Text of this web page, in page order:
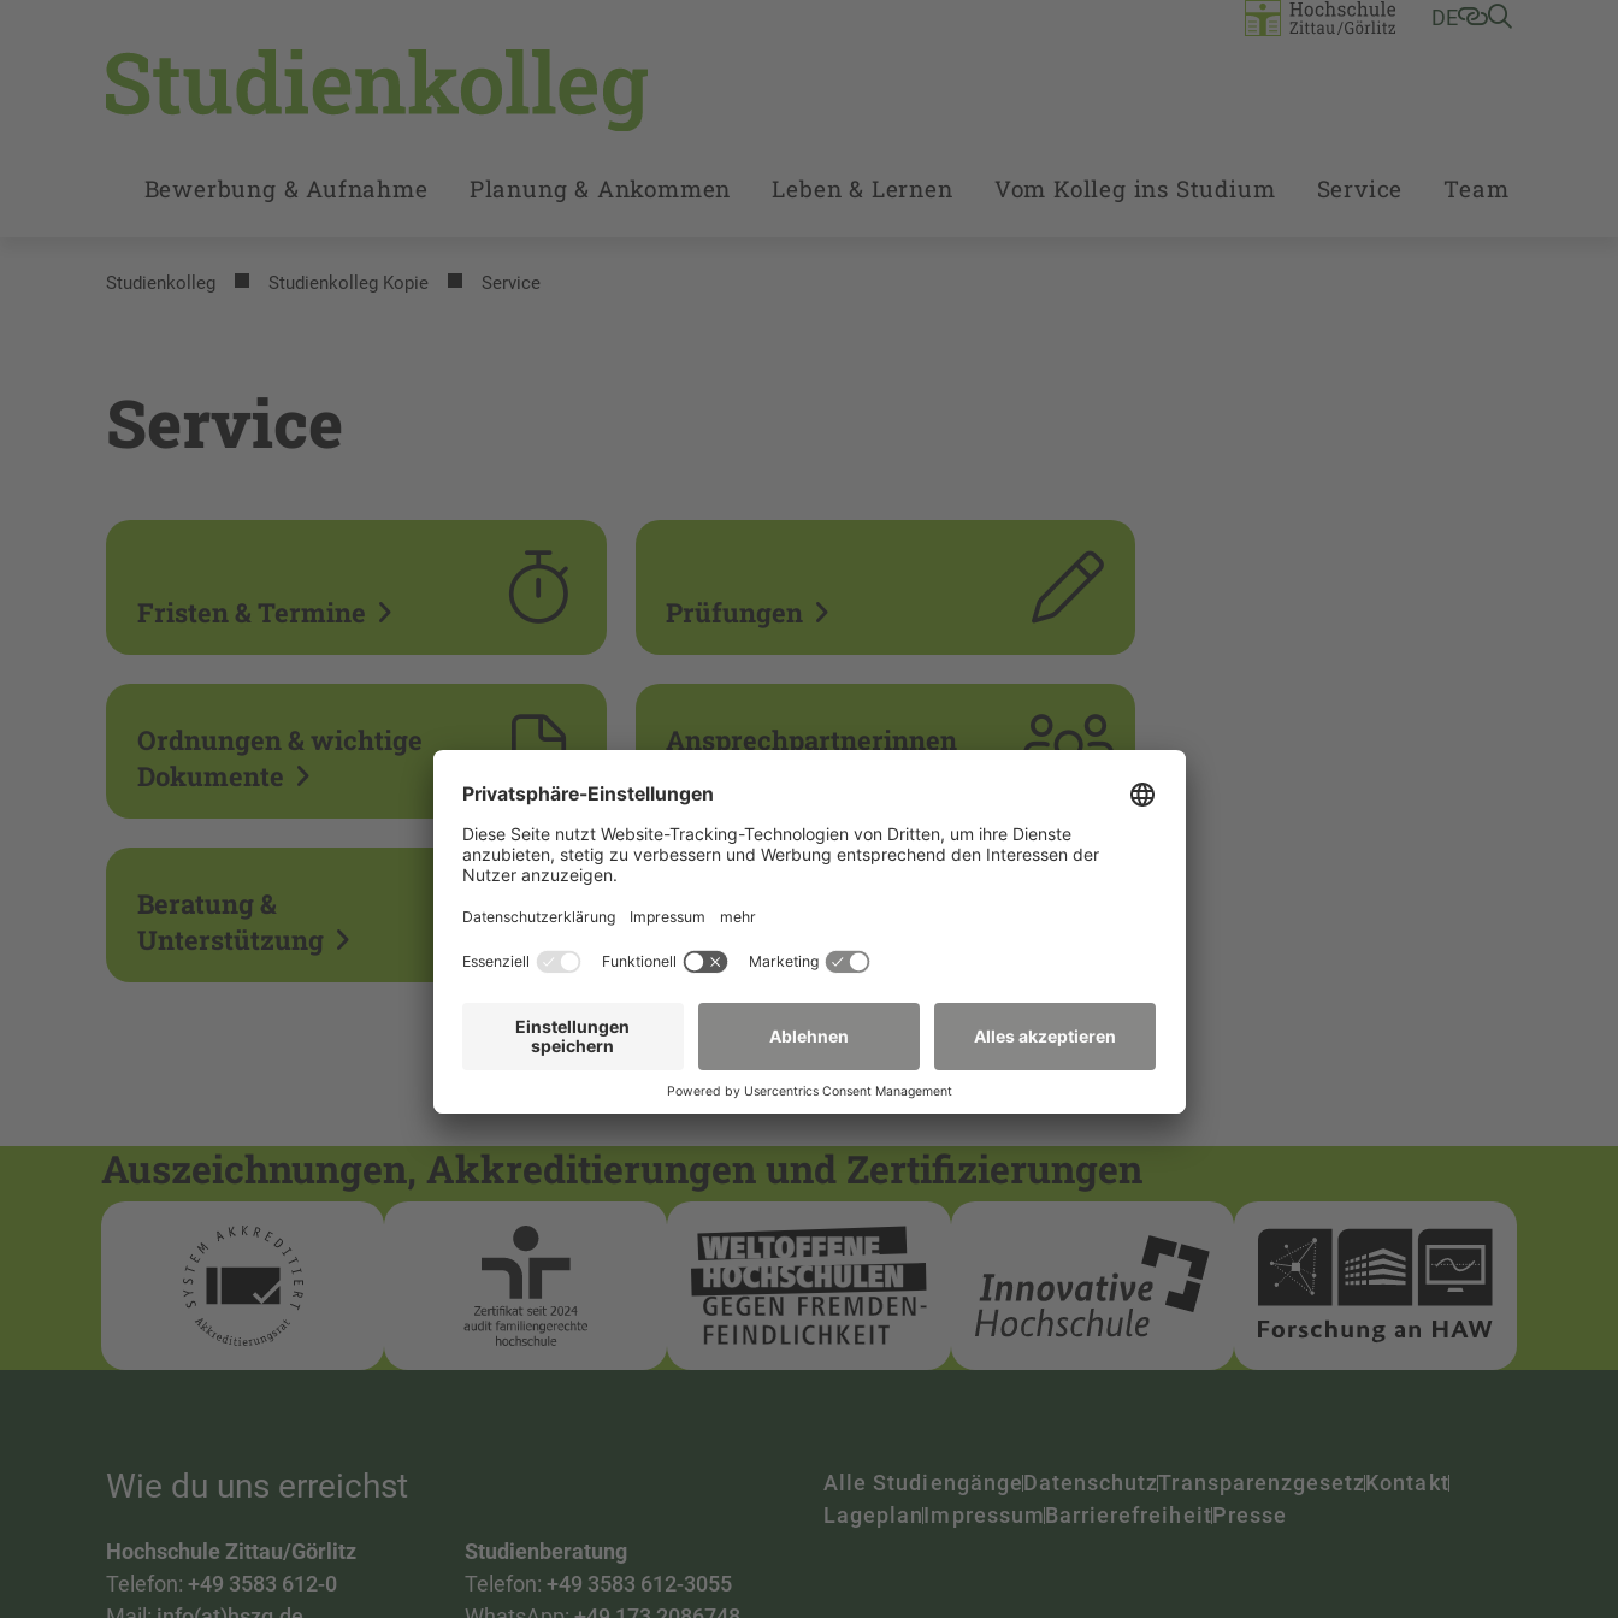
DE
Bewerbung & Aufnahme Planung & Ankommen Leben & Lernen Vom Kolleg ins Studium Service Team
Studienkolleg Studienkolleg Kopie Service
Service
Fristen & Termine Prüfungen
Ordnungen & wichtige
Dokumente
Ansprechpartnerinnen
Beratung &
Unterstützung
FAQ - Häufig gestellte
Auszeichnungen, Akkreditierungen und Zertifizierungen
Wie du uns erreichst
Hochschule Zittau/Görlitz
Telefon: +49 3583 612-0
Studienberatung
Telefon: +49 3583 612-3055
Alle StudiengängeDatenschutzTransparenzgesetzKontakt
LageplanImpressumBarrierefreiheitPresse